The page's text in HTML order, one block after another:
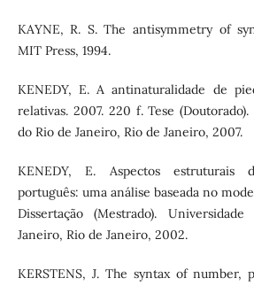
KAYNE, R. S. The antisymmetry of
MIT Press, 1994.
KENEDY, E. A antinaturalidade de
relativas. 2007. 220 f. Tese
do Rio de Janeiro, Rio de Janeiro, 2007.
KENEDY, E. Aspectos estruturais
português: uma análise baseada no
Dissertação (Mestrado).
Janeiro, Rio de Janeiro, 2002.
KERSTENS, J. The syntax of number,